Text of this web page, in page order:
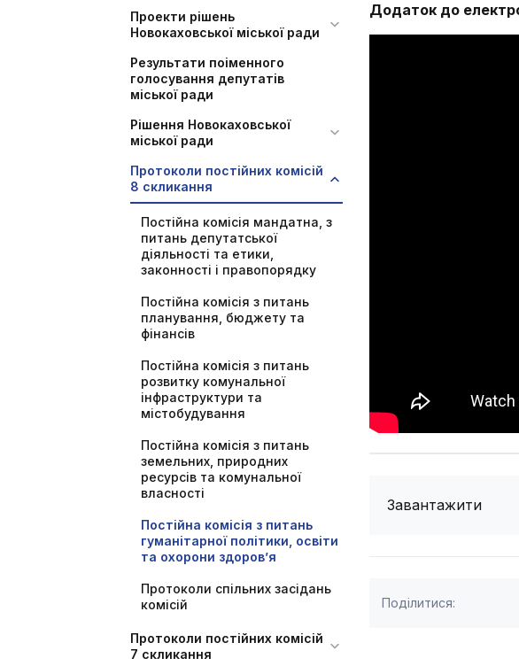
Проекти рішень
Новокаховської міської ради
Результати поіменного
голосування депутатів
міської ради
Рішення Новокаховської
міської ради
Протоколи постійних комісій
8 скликання
Постійна комісія мандатна, з
питань депутатської
діяльності та етики,
законності і правопорядку
Постійна комісія з питань
планування, бюджету та
фінансів
Постійна комісія з питань
розвитку комунальної
інфраструктури та
містобудування
Постійна комісія з питань
земельних, природних
ресурсів та комунальної
власності
Постійна комісія з питань
гуманітарної політики, освіти
та охорони здоров’я
Протоколи спільних засідань
комісій
Протоколи постійних комісій
7 скликання
Додаток до
Завантажити
Поділитися: